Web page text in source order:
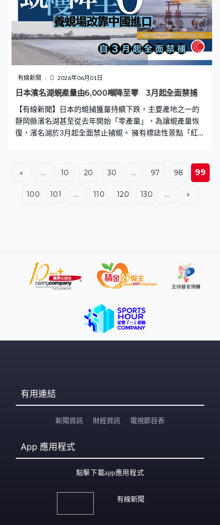
檻。
有線新聞 2026年06月01日
日本濱名湖蜆產量由6,000噸降至零 3月起全面禁捕
【有線新聞】日本的蜆捕獲量持續下跌，主要產地之一的
靜岡縣濱名湖甚至從去年開始「零產量」，為讓蜆產量恢
復，濱名湖於3月起全面禁止捕蜆。 擁有標誌性景點「紅
蜆的地方，每年四至八月的捕撈季節吸引約50萬人到訪，
是不少家庭和孩子們喜愛的消遣活動。 自2019年起，捕蜆
收穫持續下滑，產量一直低於1,000噸，去年甚至出現「零
溫上升影響導致食物短缺，轉而食蜆，兩種因素夾擊下，
蜆量逐漸減少。 濱名湖3月起全面禁止捕蜆，漁業協會正
在湖中種植大葉藻，以保護蜆和這片海洋生態。
« ... 10 20 30 ... 97 98 99
100 101 ... 110 120 130 ... »
有用連結
新聞資訊 財經資訊 電視節目表
App 應用程式
點擊下載app應用程式
有線新聞